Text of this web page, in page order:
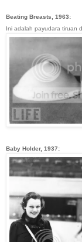
Beating Breasts, 1963:
Ini adalah payudara tiruan
Baby Holder, 1937: